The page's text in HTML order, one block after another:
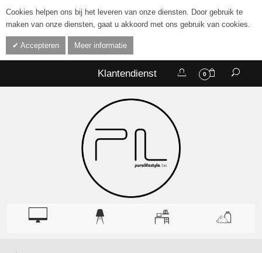
Cookies helpen ons bij het leveren van onze diensten. Door gebruik te
maken van onze diensten, gaat u akkoord met ons gebruik van cookies.
Accepteren Meer informatie
0
Klantendienst